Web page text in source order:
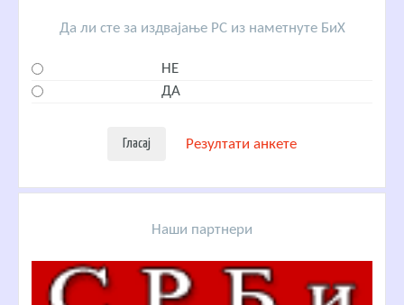
Да ли сте за издвајање РС из наметнуте БиХ
НЕ
ДА
Резултати анкете
Наши партнери